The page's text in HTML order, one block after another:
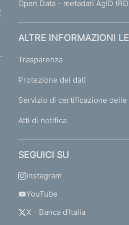
Open Data - metadati AgID
ALTRE INFORMAZIONI
Trasparenza
Protezione dei dati
Servizio di certificazione
Atti di notifica
SEGUICI SU
Instagram
YouTube
X - Banca d’Italia